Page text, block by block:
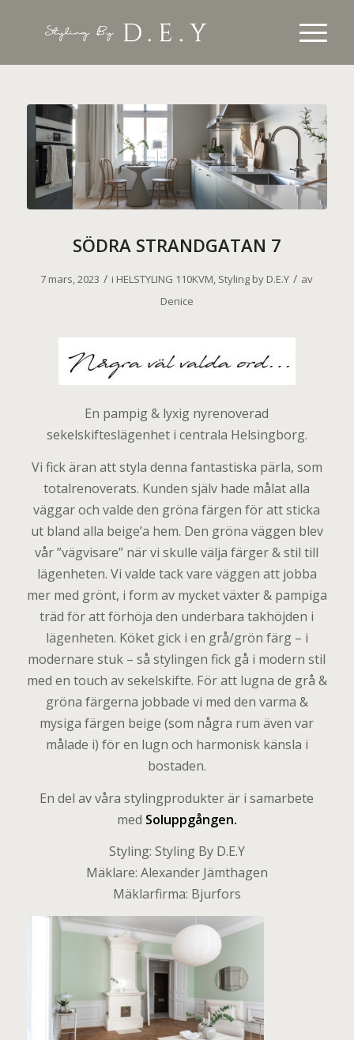
SÖDRA STRANDGATAN 7
7 mars, 2023 / i HELSTYLING 110KVM, Styling by D.E.Y / av
Denice
En pampig & lyxig nyrenoverad
sekelskifteslägenhet i centrala Helsingborg.
Vi fick äran att styla denna fantastiska pärla, som
totalrenoverats. Kunden själv hade målat alla
väggar och valde den gröna färgen för att sticka
ut bland alla beige’a hem. Den gröna väggen blev
vår ”vägvisare” när vi skulle välja färger & stil till
lägenheten. Vi valde tack vare väggen att jobba
mer med grönt, i form av mycket växter & pampiga
träd för att förhöja den underbara takhöjden i
lägenheten. Köket gick i en grå/grön färg – i
modernare stuk – så stylingen fick gå i modern stil
med en touch av sekelskifte. För att lugna de grå &
gröna färgerna jobbade vi med den varma &
mysiga färgen beige (som några rum även var
målade i) för en lugn och harmonisk känsla i
bostaden.
En del av våra stylingprodukter är i samarbete
med Soluppgången.
Styling: Styling By D.E.Y
Mäklare: Alexander Jämthagen
Mäklarfirma: Bjurfors